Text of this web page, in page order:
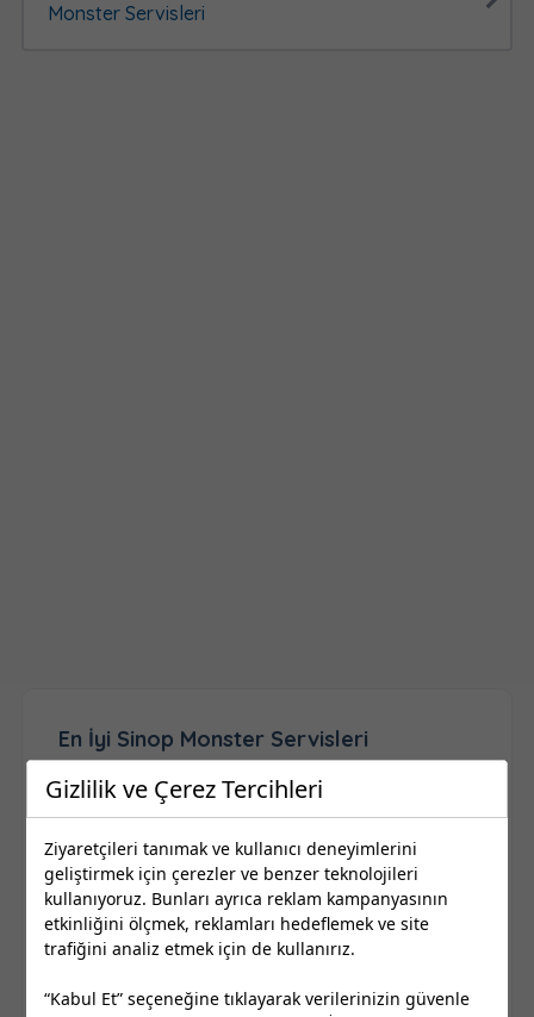
Gizlilik ve Çerez Tercihleri
Ziyaretçileri tanımak ve kullanıcı deneyimlerini
geliştirmek için çerezler ve benzer teknolojileri
kullanıyoruz. Bunları ayrıca reklam kampanyasının
etkinliğini ölçmek, reklamları hedeflemek ve site
trafiğini analiz etmek için de kullanırız.
“Kabul Et” seçeneğine tıklayarak verilerinizin güvenle
Monster Servisleri
En İyi Sinop Monster Servisleri
Sinop ilinde bulunan en iyi Monster Servisleri
Nerede360’da!
Yorumları ve tavsiyeleri inceleyerek yakındaki
Sinop Monster Servisleri telefon, adres, çalışma
saatleri ve Ağustos 2026 güncel iletişim
bilgilerine ulaşabilirsiniz.
Yukarıdan ilçe seçimi yaparak bana en yakın